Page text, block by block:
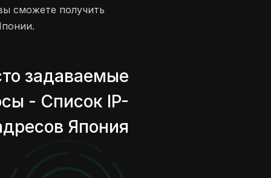
сможете получить
задаваемые
- Список IP-
Япония